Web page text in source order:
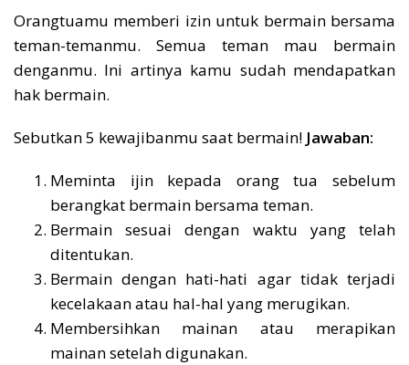
Orangtuamu memberi izin untuk bermain bersama
teman-temanmu. Semua teman mau bermain
denganmu. Ini artinya kamu sudah mendapatkan
hak bermain.
Sebutkan 5 kewajibanmu saat bermain! Jawaban:
Meminta ijin kepada orang tua sebelum
berangkat bermain bersama teman.
Bermain sesuai dengan waktu yang telah
ditentukan.
Bermain dengan hati-hati agar tidak terjadi
kecelakaan atau hal-hal yang merugikan.
Membersihkan mainan atau merapikan
mainan setelah digunakan.